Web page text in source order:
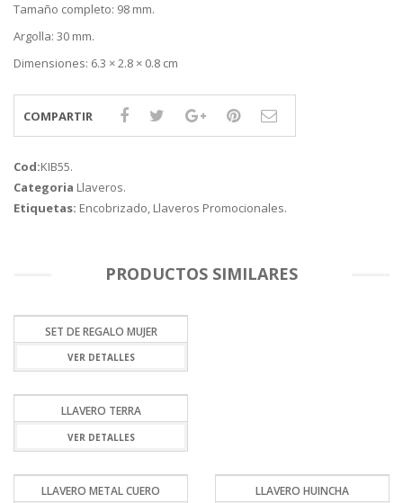
Tamaño completo: 98 mm.
Argolla: 30 mm.
Dimensiones: 6.3 × 2.8 × 0.8 cm
COMPARTIR
Cod:KIB55.
Categoria Llaveros.
Etiquetas: Encobrizado, Llaveros Promocionales.
PRODUCTOS SIMILARES
SET DE REGALO MUJER
VER DETALLES
LLAVERO TERRA
VER DETALLES
LLAVERO METAL CUERO LLAVERO HUINCHA